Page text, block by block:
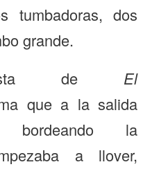
tumbadoras, dos
grande.
de El
que a la salida
la
a llover,